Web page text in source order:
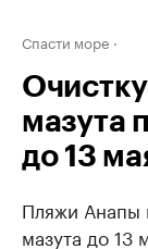
Спасти море
мазута
до 13
Пляжи Анапы
мазута до 13